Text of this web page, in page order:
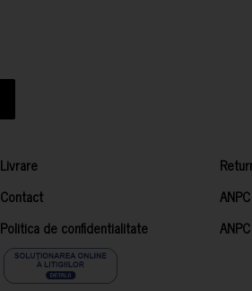
Livrare
Contact
ANPC
Politica de confidentialitate ANPC